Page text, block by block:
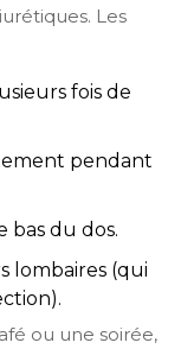
Les
fois de
pendant
bas du dos.
lombaires (qui
ou une soirée,